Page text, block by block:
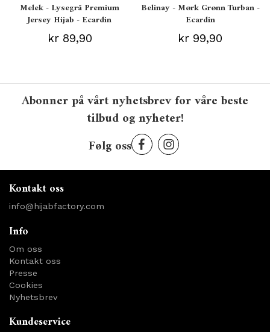
Melek - Lysegrå Premium
Jersey Hijab - Ecardin
kr 89,90
Belinay - Mørk Grønn Turban -
Ecardin
kr 99,90
Abonner på vårt nyhetsbrev for våre beste
tilbud og nyheter!
Følg oss
Kontakt oss
info@hijabfactory.com
Info
Om oss
Kontakt oss
Presse
Cookies
Nyhetsbrev
Kundeservice